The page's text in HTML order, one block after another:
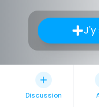
J'y
Discussion